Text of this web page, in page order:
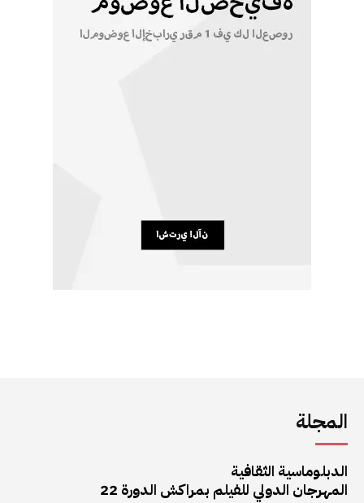
المجلة
الدبلوماسية الثقافية
المهرجان الدولي للفيلم بمراكش الدورة 22